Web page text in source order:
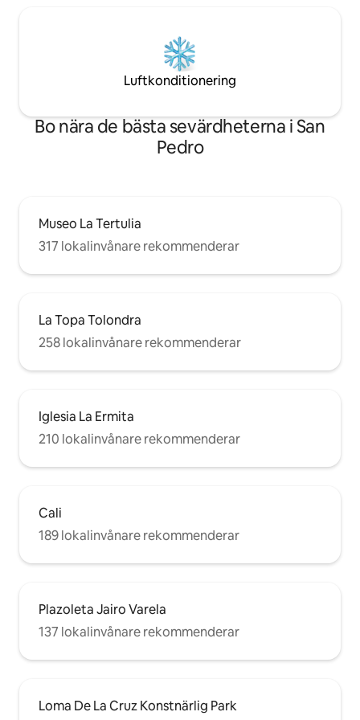
Luftkonditionering
Bo nära de bästa sevärdheterna i San
Pedro
Museo La Tertulia
317 lokalinvånare rekommenderar
La Topa Tolondra
258 lokalinvånare rekommenderar
Iglesia La Ermita
210 lokalinvånare rekommenderar
Cali
189 lokalinvånare rekommenderar
Plazoleta Jairo Varela
137 lokalinvånare rekommenderar
Loma De La Cruz Konstnärlig Park